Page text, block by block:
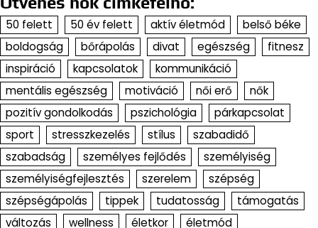
50 felett 50 év felett aktív életmód
belső béke
boldogság
bőrápolás divat egészség
fitnesz
inspiráció
kapcsolatok
kommunikáció
mentális egészség
motiváció női erő
nők
pozitív gondolkodás
pszichológia
párkapcsolat
sport
stresszkezelés stílus
szabadidő
szabadság
személyes fejlődés
személyiség
személyiségfejlesztés
szerelem
szépség
szépségápolás
tippek tudatosság
támogatás
változás
wellness életkor
életmód